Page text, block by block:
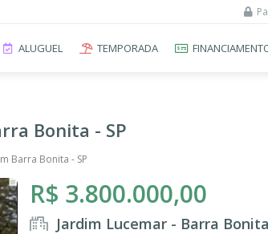
ALUGUEL TEMPORADA
Bonita - SP
Barra Bonita - SP
R$ 3.800.000,00
Jardim Lucemar - Barra